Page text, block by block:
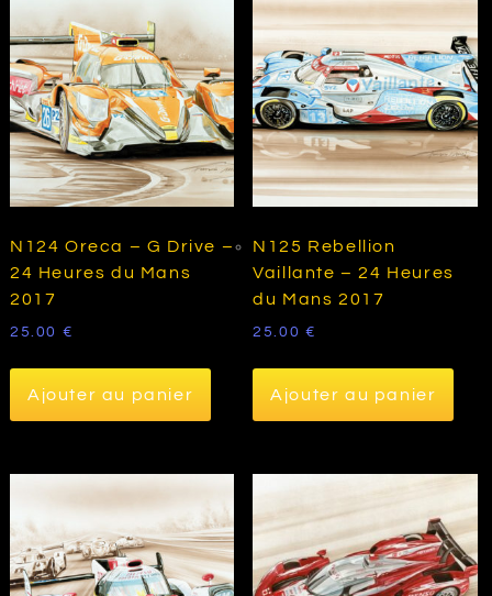
N124 Oreca – G Drive –
24 Heures du Mans
2017
25.00 €
Ajouter au panier
N125 Rebellion
Vaillante – 24 Heures
du Mans 2017
25.00 €
Ajouter au panier